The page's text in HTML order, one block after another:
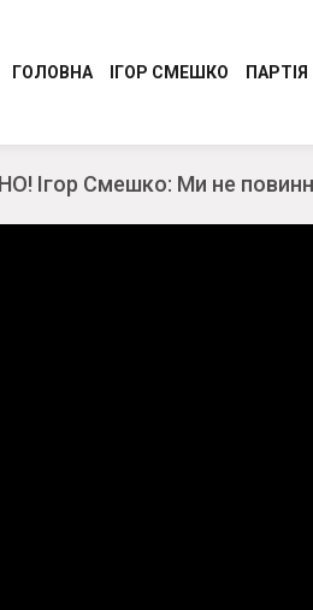
ГОЛОВНА ІГОР СМЕШКО ПАРТІЯ
Ігор Смешко: Ми не повинні